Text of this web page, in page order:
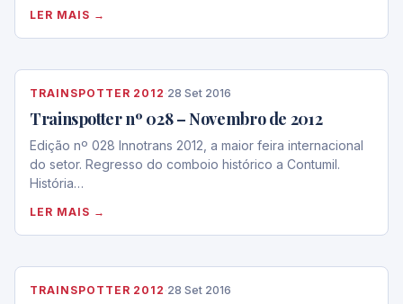
LER MAIS →
TRAINSPOTTER 2012 ·28 Set 2016
Trainspotter nº 028 – Novembro de 2012
Edição nº 028 Innotrans 2012, a maior feira internacional
do setor. Regresso do comboio histórico a Contumil.
História…
LER MAIS →
TRAINSPOTTER 2012 ·28 Set 2016